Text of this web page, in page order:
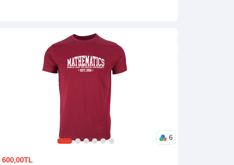
1 2 3 4 5 6
6
600,00TL